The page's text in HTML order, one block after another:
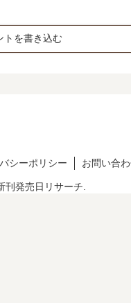
トを書き込む
シーポリシー お問い合
刊発売日リサーチ.